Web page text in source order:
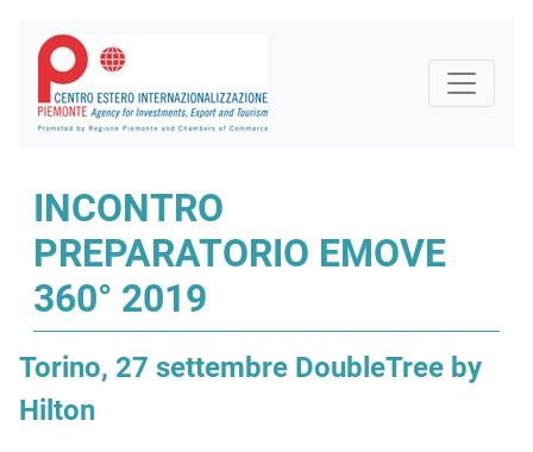
INCONTRO
PREPARATORIO EMOVE
360° 2019
Torino, 27 settembre DoubleTree by
Hilton